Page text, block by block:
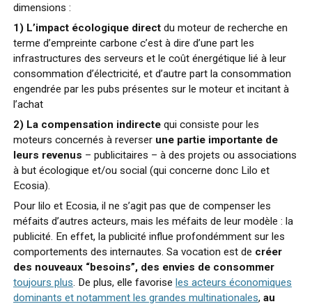
dimensions :
1) L’impact écologique directdu moteur de recherche en
terme d’empreinte carbone c’est à dire d’une part les
infrastructures des serveurs et le coût énergétique lié à leur
consommation d’électricité, et d’autre part la consommation
engendrée par les pubs présentes sur le moteur et incitant à
l’achat
2) La compensation indirectequi consiste pour les
moteurs concernés à reverser une partie importante de
leurs revenus – publicitaires – à des projets ou associations
à but écologique et/ou social (qui concerne donc Lilo et
Ecosia).
Pour lilo et Ecosia, il ne s’agit pas que de compenser les
méfaits d’autres acteurs, mais les méfaits de leur modèle : la
publicité. En effet, la publicité influe profondémment sur les
comportements des internautes. Sa vocation est de créer
des nouveaux “besoins”, des envies de consommer
toujours plus. De plus, elle favorise les acteurs économiques
dominants et notamment les grandes multinationales, au